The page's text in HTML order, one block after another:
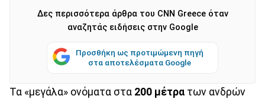
Δες περισσότερα άρθρα του CNN Greece όταν
αναζητάς ειδήσεις στην Google
Προσθήκη ως προτιμώμενη πηγή
στα αποτελέσματα Google
Τα «μεγάλα» ονόματα στα 200 μέτρα των ανδρών